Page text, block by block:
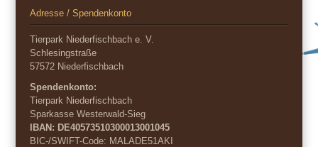
Adresse / Spendenkonto
Tierpark Niederfischbach e. V.
Schlesingstraße
57572 Niederfischbach
Spendenkonto:
Tierpark Niederfischbach
Sparkasse Westerwald-Sieg
IBAN: DE40573510300013001045
BIC-/SWIFT-Code: MALADE51AKI